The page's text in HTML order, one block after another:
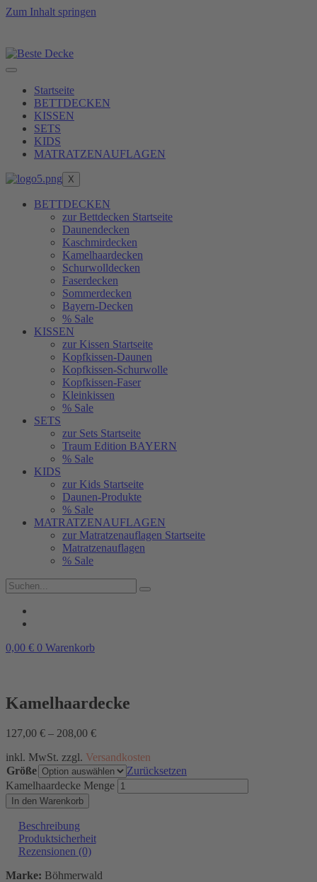
Zum Inhalt springen
Startseite
BETTDECKEN
KISSEN
SETS
KIDS
MATRATZENAUFLAGEN
X
BETTDECKEN
zur Bettdecken Startseite
Daunendecken
Kaschmirdecken
Kamelhaardecken
Schurwolldecken
Faserdecken
Sommerdecken
Bayern-Decken
% Sale
KISSEN
zur Kissen Startseite
Kopfkissen-Daunen
Kopfkissen-Schurwolle
Kopfkissen-Faser
Kleinkissen
% Sale
SETS
zur Sets Startseite
Traum Edition BAYERN
% Sale
KIDS
zur Kids Startseite
Daunen-Produkte
% Sale
MATRATZENAUFLAGEN
zur Matratzenauflagen Startseite
Matratzenauflagen
% Sale
0,00 € 0 Warenkorb
Kamelhaardecke
127,00 € – 208,00 €
inkl. MwSt. zzgl. Versandkosten
Größe
Zurücksetzen
Kamelhaardecke Menge
In den Warenkorb
Beschreibung
Produktsicherheit
Rezensionen (0)
Marke: Böhmerwald